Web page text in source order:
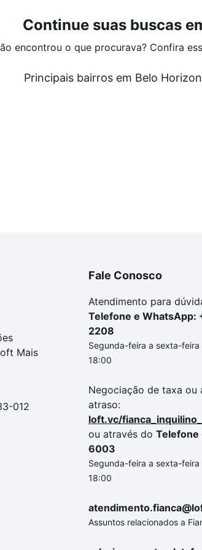
Continue suas buscas
encontrou o que procurava? Confira
Principais bairros em Belo
Mais
012
Fale Conosco
Atendimento para
Telefone e WhatsApp:
2208
Segunda-feira a sexta-
18:00
Negociação de taxa ou
atraso:
loft.vc/
ou através do Telefone
6003
Segunda-feira a sexta-
18:00
Assuntos relacionados a